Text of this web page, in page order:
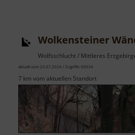
Wolkensteiner
Wolfsschlucht / Mittleres
aktuell vom 23.07.2024 / Zugriffe: 60034
7 km vom aktuellen Standort